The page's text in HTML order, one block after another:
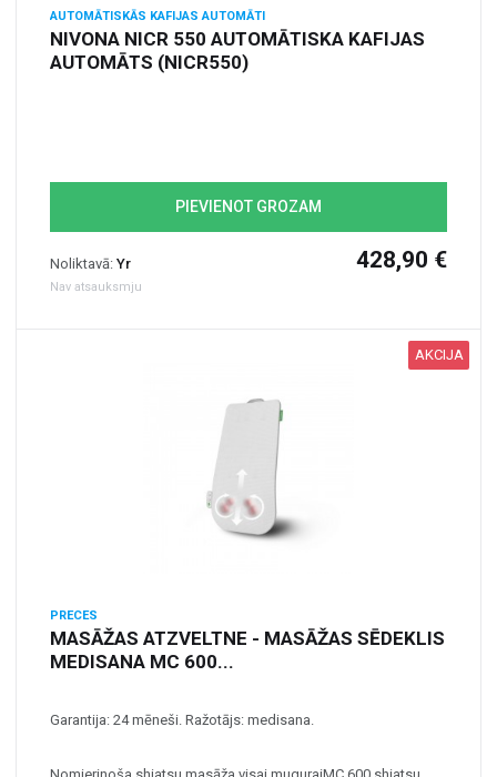
AUTOMĀTISKĀS KAFIJAS AUTOMĀTI
NIVONA NICR 550 AUTOMĀTISKA KAFIJAS
AUTOMĀTS (NICR550)
PIEVIENOT GROZAM
Noliktavā: Yr
Nav atsauksmju
428,90 €
AKCIJA
PRECES
MASĀŽAS ATZVELTNE - MASĀŽAS SĒDEKLIS
MEDISANA MC 600...
Garantija: 24 mēneši. Ražotājs: medisana.